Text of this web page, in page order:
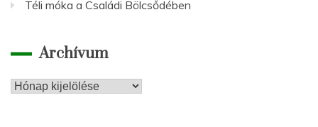
Téli móka a Családi Bölcsődében
Archívum
Archívum